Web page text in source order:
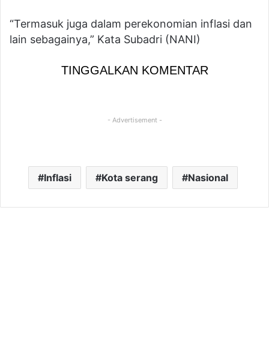
“Termasuk juga dalam perekonomian inflasi dan
lain sebagainya,” Kata Subadri (NANI)
TINGGALKAN KOMENTAR
- Advertisement -
Inflasi Kota serang Nasional